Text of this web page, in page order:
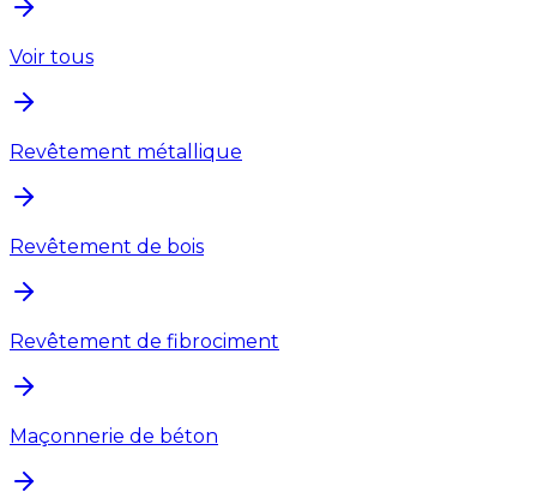
Voir tous
Revêtement métallique
Revêtement de bois
Revêtement de fibrociment
Maçonnerie de béton